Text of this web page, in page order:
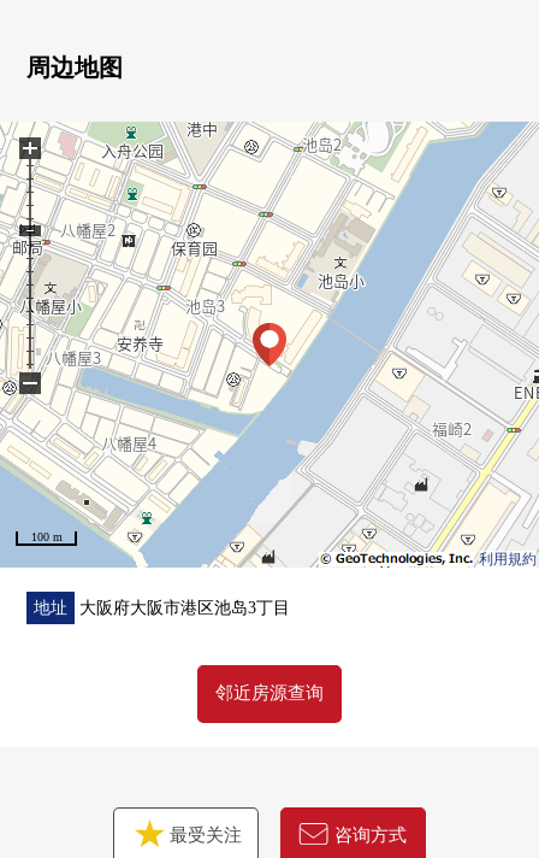
[2023年9月翻新履历有]
组合厨房·整体卫浴、门(全居室门，居室里面的门，厕所，
洗脸室门)
嵌顶灯(新设)、鞋柜
〈张替〉
Cross·地板·靠垫层
〈之外〉
房型变更
周边地图
利用規約
100 m
+
−
地址 大阪府大阪市港区池岛3丁目
邻近房源查询
最受关注 咨询方式